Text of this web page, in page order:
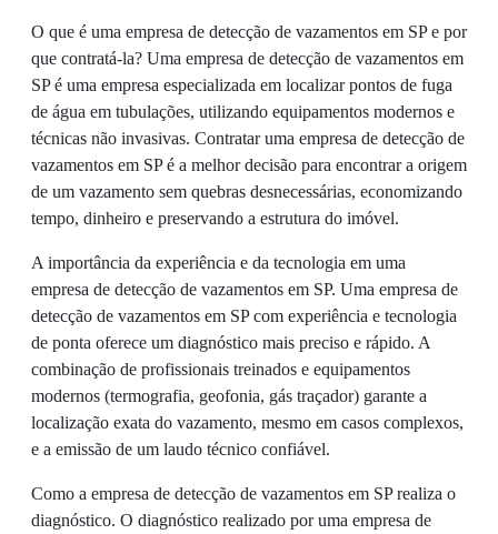
O que é uma empresa de detecção de vazamentos em SP e por
que contratá-la? Uma empresa de detecção de vazamentos em
SP é uma empresa especializada em localizar pontos de fuga
de água em tubulações, utilizando equipamentos modernos e
técnicas não invasivas. Contratar uma empresa de detecção de
vazamentos em SP é a melhor decisão para encontrar a origem
de um vazamento sem quebras desnecessárias, economizando
tempo, dinheiro e preservando a estrutura do imóvel.
A importância da experiência e da tecnologia em uma
empresa de detecção de vazamentos em SP. Uma empresa de
detecção de vazamentos em SP com experiência e tecnologia
de ponta oferece um diagnóstico mais preciso e rápido. A
combinação de profissionais treinados e equipamentos
modernos (termografia, geofonia, gás traçador) garante a
localização exata do vazamento, mesmo em casos complexos,
e a emissão de um laudo técnico confiável.
Como a empresa de detecção de vazamentos em SP realiza o
diagnóstico. O diagnóstico realizado por uma empresa de